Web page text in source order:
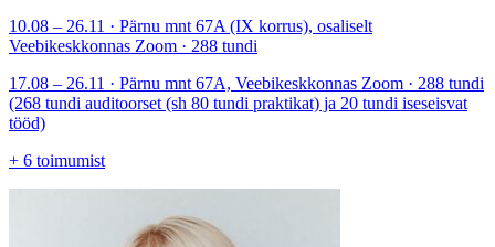
10.08 – 26.11 · Pärnu mnt 67A (IX korrus), osaliselt
Veebikeskkonnas Zoom · 288 tundi
17.08 – 26.11 · Pärnu mnt 67A, Veebikeskkonnas Zoom · 288 tundi
(268 tundi auditoorset (sh 80 tundi praktikat) ja 20 tundi iseseisvat
tööd)
+ 6 toimumist